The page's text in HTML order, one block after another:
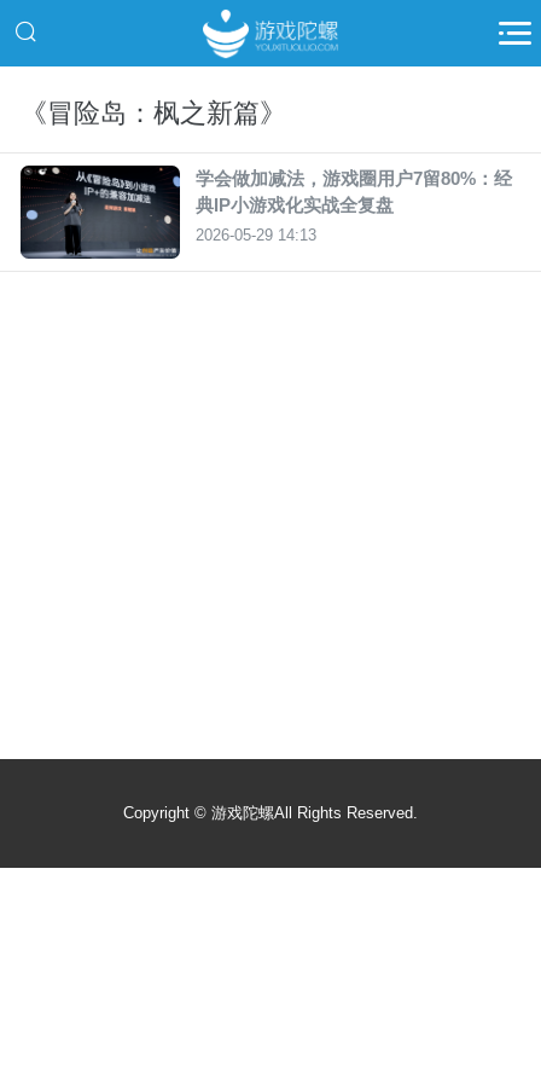
《冒险岛：枫之新篇》
学会做加减法，游戏圈用户7留80%：经
典IP小游戏化实战全复盘
2026-05-29 14:13
Copyright © 游戏陀螺All Rights Reserved.